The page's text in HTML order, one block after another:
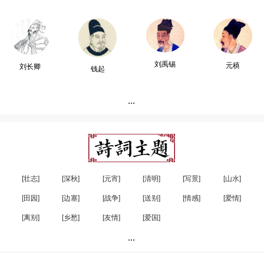
刘长卿 钱起
刘禹锡 元稹
...
[壮志] [深秋] [元宵] [清明] [写景] [山水]
[田园] [边塞] [战争] [送别] [情感] [爱情]
[离别] [乡愁] [友情] [爱国]
...